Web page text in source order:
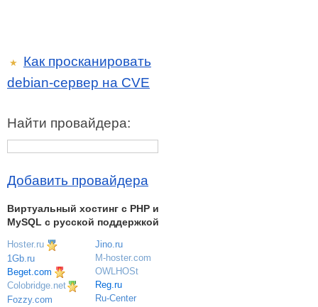
★
Как просканировать
debian-сервер на CVE
Найти провайдера:
Добавить провайдера
Виртуальный хостинг c PHP и
MySQL с русской поддержкой
Hoster.ru
1Gb.ru
Beget.com
Colobridge.net
Fozzy.com
Jino.ru
M-hoster.com
OWLHOSt
Reg.ru
Ru-Center